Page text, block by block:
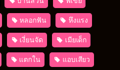
หลอกฟัน หึงแรง
เงี่ยนจัด เมียเด็ก
แตกใน แอบเสียว